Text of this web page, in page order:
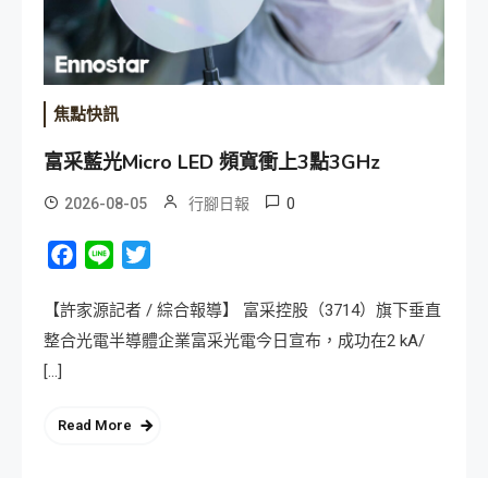
焦點快訊
富采藍光Micro LED 頻寬衝上3點3GHz
2026-08-05 行腳日報 0
Facebook
Line
【許家源記者 / 綜合報導】 富采控股（3714）旗下垂直
整合光電半導體企業富采光電今日宣布，成功在2 kA/
[…]
Read More